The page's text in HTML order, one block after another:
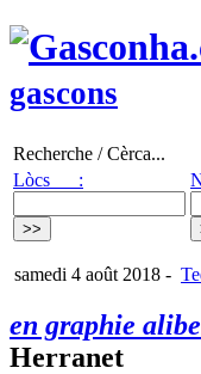
gascons
Recherche / Cèrca...
Lòcs :
samedi 4 août 2018 -
en graphie
Herranet